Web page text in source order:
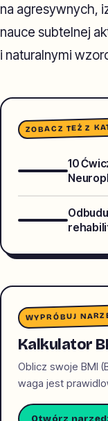
na agresywnych,
nauce subtelnej
i naturalnymi
ZOBACZ TEŻ Z
10
WYPRÓBUJ
Kalkulator
Oblicz swoje BMI
waga jest